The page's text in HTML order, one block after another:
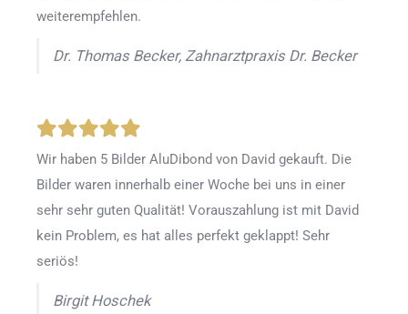
weiterempfehlen.
Dr. Thomas Becker, Zahnarztpraxis Dr. Becker
Wir haben 5 Bilder AluDibond von David gekauft. Die
Bilder waren innerhalb einer Woche bei uns in einer
sehr sehr guten Qualität! Vorauszahlung ist mit David
kein Problem, es hat alles perfekt geklappt! Sehr
seriös!
Birgit Hoschek